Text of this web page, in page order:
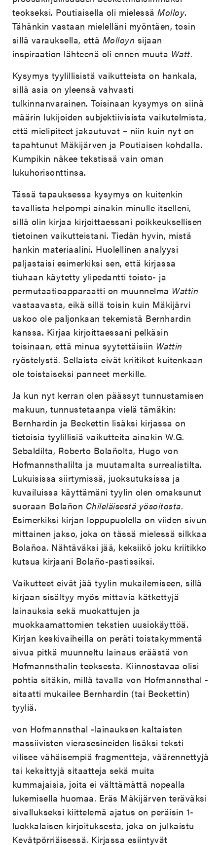
teokseksi. Poutiaisella oli mielessäMolloy.
Tähänkin vastaan mielelläni myöntäen, tosin
sillä varauksella, että Molloyn sijaan
inspiraation lähteenä oli ennen muuta Watt.
Kysymys tyylillisistä vaikutteista on hankala,
sillä asia on yleensä vahvasti
tulkinnanvarainen. Toisinaan kysymys on siinä
määrin lukijoiden subjektiivisista vaikutelmista,
että mielipiteet jakautuvat – niin kuin nyt on
tapahtunut Mäkijärven ja Poutiaisen kohdalla.
Kumpikin näkee tekstissä vain oman
lukuhorisonttinsa.
Tässä tapauksessa kysymys on kuitenkin
tavallista helpompi ainakin minulle itselleni,
sillä olin kirjaa kirjoittaessani poikkeuksellisen
tietoinen vaikutteistani. Tiedän hyvin, mistä
hankin materiaalini. Huolellinen analyysi
paljastaisi esimerkiksi sen, että kirjassa
tiuhaan käytetty ylipedantti toisto- ja
permutaatioapparaatti on muunnelma Wattin
vastaavasta, eikä sillä toisin kuin Mäkijärvi
uskoo ole paljonkaan tekemistä Bernhardin
kanssa. Kirjaa kirjoittaessani pelkäsin
toisinaan, että minua syytettäisiin Wattin
ryöstelystä. Sellaista eivät kriitikot kuitenkaan
ole toistaiseksi panneet merkille.
Ja kun nyt kerran olen päässyt tunnustamisen
makuun, tunnustetaanpa vielä tämäkin:
Bernhardin ja Beckettin lisäksi kirjassa on
tietoisia tyylillisiä vaikutteita ainakin W.G.
Sebaldilta, Roberto Bolañolta, Hugo von
Hofmannsthalilta ja muutamalta surrealistilta.
Lukuisissa siirtymissä, juoksutuksissa ja
kuvailuissa käyttämäni tyylin olen omaksunut
suoraan Bolañon Chileläisestä yösoitosta.
Esimerkiksi kirjan loppupuolella on viiden sivun
mittainen jakso, joka on tässä mielessä silkkaa
Bolañoa. Nähtäväksi jää, keksiikö joku kriitikko
kutsua kirjaani Bolaño-pastissiksi.
Vaikutteet eivät jää tyylin mukailemiseen, sillä
kirjaan sisältyy myös mittavia kätkettyjä
lainauksia sekä muokattujen ja
muokkaamattomien tekstien uusiokäyttöä.
Kirjan keskivaiheilla on peräti toistakymmentä
sivua pitkä muunneltu lainaus eräästä von
Hofmannsthalin teoksesta. Kiinnostavaa olisi
pohtia sitäkin, millä tavalla von Hofmannsthal -
sitaatti mukailee Bernhardin (tai Beckettin)
tyyliä.
von Hofmannsthal -lainauksen kaltaisten
massiivisten vierasesineiden lisäksi teksti
vilisee vähäisempiä fragmentteja, väärennettyjä
tai keksittyjä sitaatteja sekä muita
kummajaisia, joita ei välttämättä nopealla
lukemisella huomaa. Eräs Mäkijärven teräväksi
sivallukseksi kiittelemä ajatus on peräisin 1-
luokka­laisen kirjoituksesta, joka on julkaistu
Kevätpörriäisessä. Kirjassa esiintyvät